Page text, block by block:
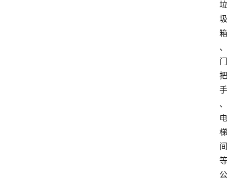
垃
圾
箱
、
门
把
手
、
电
梯
间
等
公